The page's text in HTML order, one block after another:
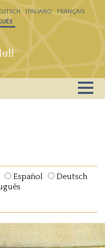
ITALIANO
FRANÇAIS
Español
Deutsch